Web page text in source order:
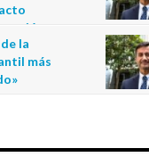
la
más